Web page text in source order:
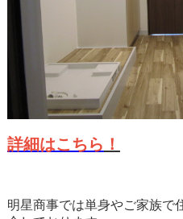
詳細はこちら ！
明星商事では単身やご家族で